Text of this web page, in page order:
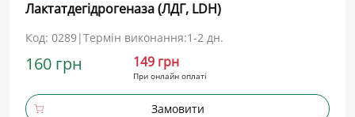
Лактатдегідрогеназа (ЛДГ, LDH)
Код: 0289|Термін виконання:1-2 дн.
160 грн 149 грн
При онлайн оплаті
Замовити